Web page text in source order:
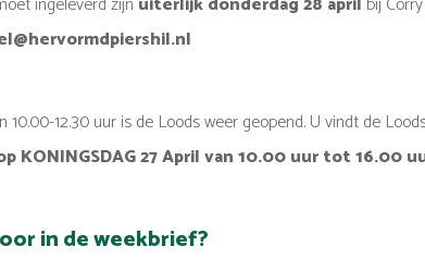
12.30 uur is de Loods weer geopend. U vindt de
KONINGSDAG 27 April van 10.00 uur tot 16.00
in de weekbrief?